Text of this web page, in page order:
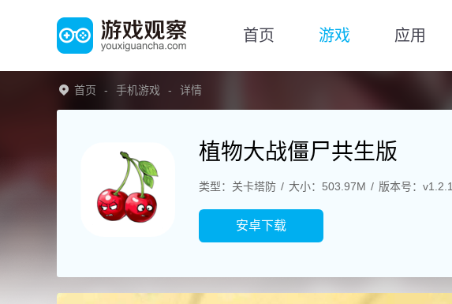
首页 游戏 应用
首页 手机游戏 详情
植物大战僵尸共生版
类型：关卡塔防 大小：503.97M 版本号：v1.2.1
安卓下载